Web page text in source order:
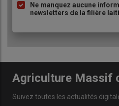
Ne manquez aucune
newsletters de la filière
Agriculture Massif
Suivez toutes les actualités